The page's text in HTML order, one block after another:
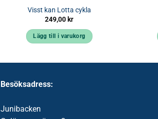
Visst kan Lotta cykla
249,00 kr
Lägg till i varukorg
Besöksadress:
Junibacken